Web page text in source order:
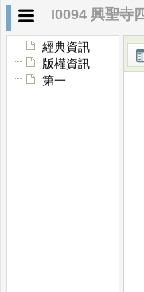
經典資訊
版權資訊
第一